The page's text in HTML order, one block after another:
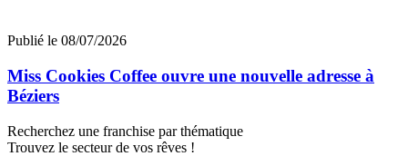
Publié le 08/07/2026
Miss Cookies Coffee ouvre une nouvelle adresse à
Béziers
Recherchez une franchise par thématique
Trouvez le secteur de vos rêves !